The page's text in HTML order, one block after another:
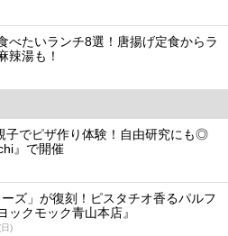
べたいランチ8選！唐揚げ定食からラ
辣湯も！
子でピザ作り体験！自由研究にも◎
』で開催
ズ」が復刻！ピスタチオ香るパルフ
ックモック青山本店』
)